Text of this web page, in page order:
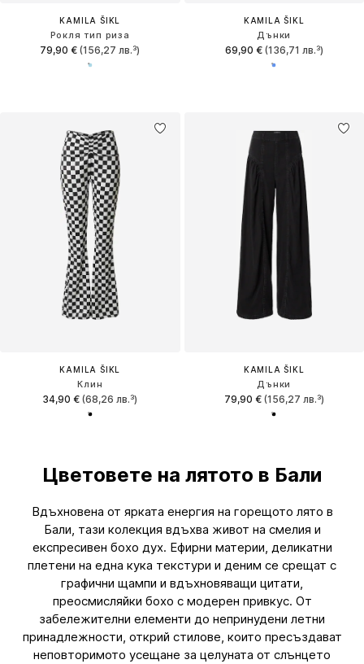
KAMILA ŠIKL
Рокля тип риза
79,90 € (156,27 лв.³)
KAMILA ŠIKL
Дънки
69,90 €(136,71 лв.³)
KAMILA ŠIKL
Клин
34,90 € (68,26 лв.³)
KAMILA ŠIKL
Дънки
79,90 €(156,27 лв.³)
Цветовете на лятото в Бали
Вдъхновена от ярката енергия на горещото лято в
Бали, тази колекция вдъхва живот на смелия и
експресивен бохо дух. Ефирни материи, деликатни
плетени на една кука текстури и деним се срещат с
графични щампи и вдъхновяващи цитати,
преосмисляйки бохо с модерен привкус. От
забележителни елементи до непринудени летни
принадлежности, открий стилове, които пресъздават
неповторимото усещане за целуната от слънцето